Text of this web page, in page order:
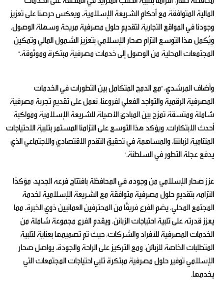
المالية المتوافقة مع أحكام الشريعة الإسلامية، ويعكس حرصنا على تعزيز
وجودنا في المواقع التجارية لتقديم حلول مصرفية مريحة وسهلة الوصول.
ويُكمل هذا التوسع التزام صحار الإسلامي بتعزيز الشمول المالي وتمكين
المجتمعات المحلية من الوصول إلى خدمات مصرفية مبتكرة وموثوقة."
وأضاف المرشدي، "مع الدمج المتكامل بين التطورات في الخدمات
المصرفية الرقمية والتواجد الفعلي لفروعنا، نعمل على تقديم تجربة مصرفية
شاملة ومتسقة تمزج بين المبادئ الأصيلة للشريعة الإسلامية ومواكبة
أحدث الابتكارات. ويؤكد هذا التوسع على التزامنا المستمر بتلبية الاحتياجات
المتنامية لزبائننا، والمساهمة في تحقيق التقدم الاقتصادي والاجتماعي الذي
يدفع عجلة التطور في السلطنة."
عزز صحار الإسلامي من وجوده في المحافظة بافتتاح فرعه الجديد، مؤكدًا
التزامه بتقديم حلول مصرفية متوافقة مع الشريعة الإسلامية لخدمة
المجتمع المحلي. يضم الفرع فريقًا من المحترفين العمانيين ذوي الخبرة، مما
يعزز قدرته على تلبية احتياجات الزبائن. ويقدم الفرع مجموعة شاملة من
الخدمات المصرفية للأفراد والشركات، حيث تم تصميمها بعناية لتلبية
المتطلبات الخاصة للزبائن. ومع التركيز على الراحة والجودة، يواصل صحار
الإسلامي توفير حلول مصرفية مبتكرة تلبي احتياجات المجتمعات التي
يخدمها.